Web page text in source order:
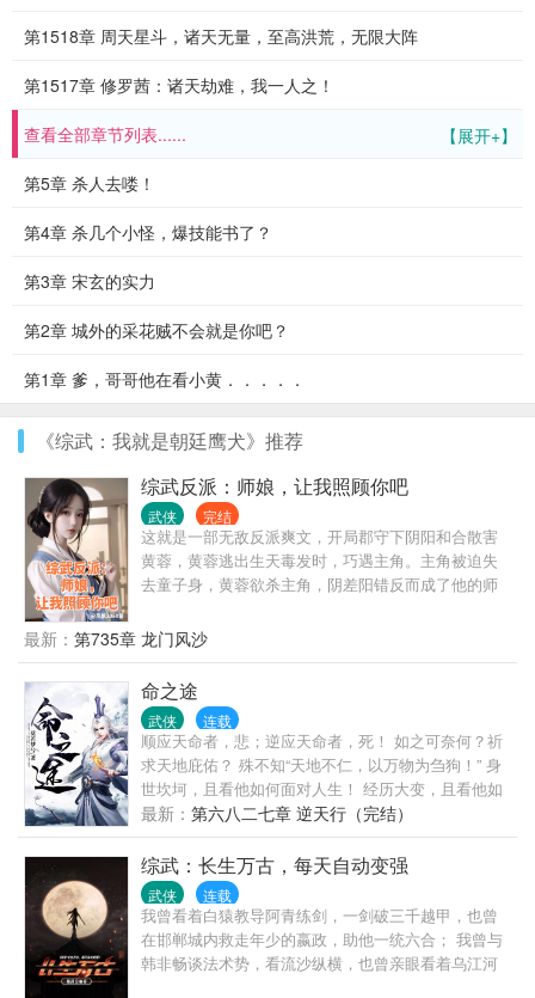
第1518章 周天星斗，诸天无量，至高洪荒，无限大阵
第1517章 修罗茜：诸天劫难，我一人之！
【展开+】
查看全部章节列表......
第5章 杀人去喽！
第4章 杀几个小怪，爆技能书了？
第3章 宋玄的实力
第2章 城外的采花贼不会就是你吧？
第1章 爹，哥哥他在看小黄．．．．．
《综武：我就是朝廷鹰犬》推荐
综武反派：师娘，让我照顾你吧
武侠 完结
这就是一部无敌反派爽文，开局郡守下阴阳和合散害
黄蓉，黄蓉逃出生天毒发时，巧遇主角。主角被迫失
去童子身，黄蓉欲杀主角，阴差阳错反而成了他的师
阳，接着携师娘北上，先是智取小龙女的玉女心经，
后又挫败赵敏的阴谋，在王语嫣的琅环玉洞中参悟绝
学，开启了制霸天下的道路。 主角的信条是：不服的
杀杀杀，喜欢的都到碗里来，一个别想跑。 书中包括
倚天屠龙记、神雕侠侣、笑傲江湖、天龙八部等。
最新： 第735章 龙门风沙
命之途
武侠 连载
顺应天命者，悲；逆应天命者，死！ 如之可奈何？祈
求天地庇佑？ 殊不知“天地不仁，以万物为刍狗！” 身
世坎坷，且看他如何面对人生！ 经历大变，且看他如
何渐渐蜕变！ 命运降临，且看他如何对抗命运！ 持戟
弯弓，且看他如何挽破苍穹！ 毁天、灭地、戮神、屠
魔、诛仙、噬魂、镇妖、斩尸、弑佛！ 逆命运，踏天
途，一切尽在——《命之途》！
最新： 第六八二七章 逆天行（完结）
综武：长生万古，每天自动变强
武侠 连载
我曾看着白猿教导阿青练剑，一剑破三千越甲，也曾
在邯郸城内救走年少的嬴政，助他一统六合； 我曾与
韩非畅谈法术势，看流沙纵横，也曾亲眼看着乌江河